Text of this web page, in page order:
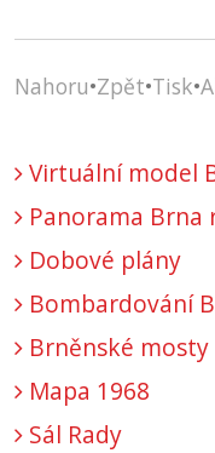
Nahoru•Zpět•Tisk•
Virtuální model
Panorama Brna
Dobové plány
Bombardování
Brněnské mosty
Mapa 1968
Sál Rady